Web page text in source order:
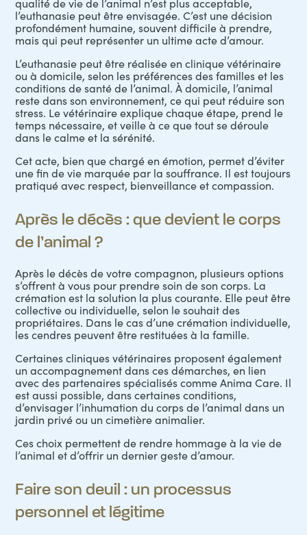
qualité de vie de l’animal n’est plus acceptable,
l’euthanasie peut être envisagée. C’est une décision
profondément humaine, souvent difficile à prendre,
mais qui peut représenter un ultime acte d’amour.
L’euthanasie peut être réalisée en clinique vétérinaire
ou à domicile, selon les préférences des familles et les
conditions de santé de l’animal. À domicile, l’animal
reste dans son environnement, ce qui peut réduire son
stress. Le vétérinaire explique chaque étape, prend le
temps nécessaire, et veille à ce que tout se déroule
dans le calme et la sérénité.
Cet acte, bien que chargé en émotion, permet d’éviter
une fin de vie marquée par la souffrance. Il est toujours
pratiqué avec respect, bienveillance et compassion.
Après le décès : que devient le corps
de l’animal ?
Après le décès de votre compagnon, plusieurs options
s’offrent à vous pour prendre soin de son corps. La
crémation est la solution la plus courante. Elle peut être
collective ou individuelle, selon le souhait des
propriétaires. Dans le cas d’une crémation individuelle,
les cendres peuvent être restituées à la famille.
Certaines cliniques vétérinaires proposent également
un accompagnement dans ces démarches, en lien
avec des partenaires spécialisés comme Anima Care. Il
est aussi possible, dans certaines conditions,
d’envisager l’inhumation du corps de l’animal dans un
jardin privé ou un cimetière animalier.
Ces choix permettent de rendre hommage à la vie de
l’animal et d’offrir un dernier geste d’amour.
Faire son deuil : un processus
personnel et légitime